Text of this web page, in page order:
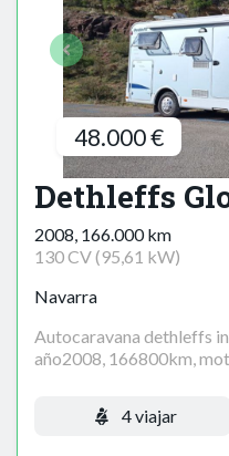
48.000 €
Dethleffs
2008, 166.000 km
130 CV (95,61 kW)
Navarra
Autocaravana dethleffs
año2008, 166800km,
4 viajar